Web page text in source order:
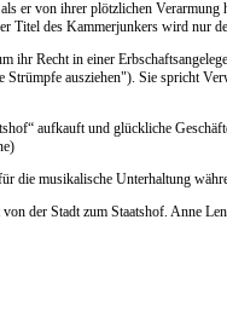
er von ihrer plötzlichen
Titel des Kammerjunkers wird nur
ihr Recht in einer
ausziehen"). Sie spricht
aufkauft und glückliche
die musikalische Unterhaltung
der Stadt zum Staatshof. Anne